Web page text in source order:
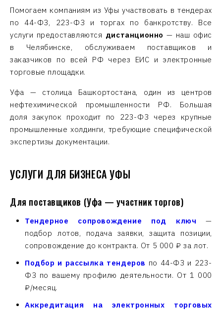
Помогаем компаниям из Уфы участвовать в тендерах
по 44-ФЗ, 223-ФЗ и торгах по банкротству. Все
услуги предоставляются дистанционно — наш офис
в Челябинске, обслуживаем поставщиков и
заказчиков по всей РФ через ЕИС и электронные
торговые площадки.
Уфа — столица Башкортостана, один из центров
нефтехимической промышленности РФ. Большая
доля закупок проходит по 223-ФЗ через крупные
промышленные холдинги, требующие специфической
экспертизы документации.
УСЛУГИ ДЛЯ БИЗНЕСА УФЫ
Для поставщиков (Уфа — участник торгов)
Тендерное сопровождение под ключ —
подбор лотов, подача заявки, защита позиции,
сопровождение до контракта. От 5 000 ₽ за лот.
Подбор и рассылка тендеров по 44-ФЗ и 223-
ФЗ по вашему профилю деятельности. От 1 000
₽/месяц.
Аккредитация на электронных торговых